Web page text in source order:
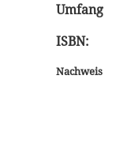
Umfang
ISBN:
Nachweis